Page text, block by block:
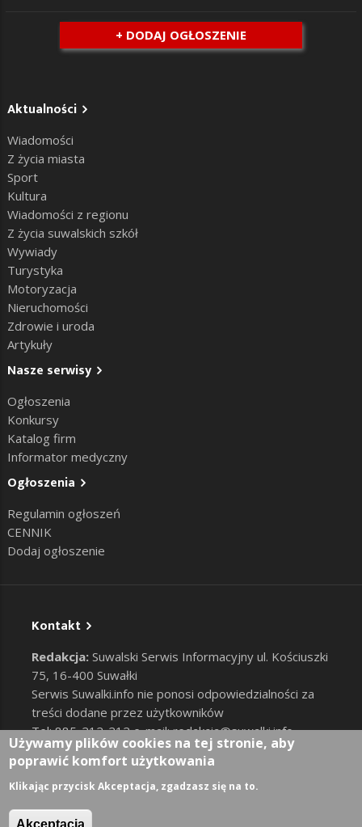
+ DODAJ OGŁOSZENIE
Aktualności
Wiadomości
Z życia miasta
Sport
Kultura
Wiadomości z regionu
Z życia suwalskich szkół
Wywiady
Turystyka
Motoryzacja
Nieruchomości
Zdrowie i uroda
Artykuły
Nasze serwisy
Ogłoszenia
Konkursy
Katalog firm
Informator medyczny
Ogłoszenia
Regulamin ogłoszeń
CENNIK
Dodaj ogłoszenie
Kontakt
Redakcja: Suwalski Serwis Informacyjny ul. Kościuszki
75, 16-400 Suwałki
Serwis Suwalki.info nie ponosi odpowiedzialności za
treści dodane przez użytkowników
Tel: 885-212-212 e-mail:redakcja@suwalki.info,
reklama@suwalki.info
RODO |Cookies
User account menu
Zaloguj
Używamy plików cookies na tej stronie, aby
poprawić komfort użytkowania
Klikając przycisk Akceptacja, zgadzasz się na to.
Akceptacja